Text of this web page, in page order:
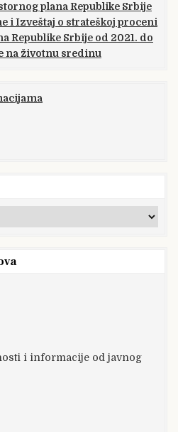
plana Republike Srbije
i Izveštaj o strateškoj proceni
Republike Srbije od 2021. do
na životnu sredinu
i informacije od javnog